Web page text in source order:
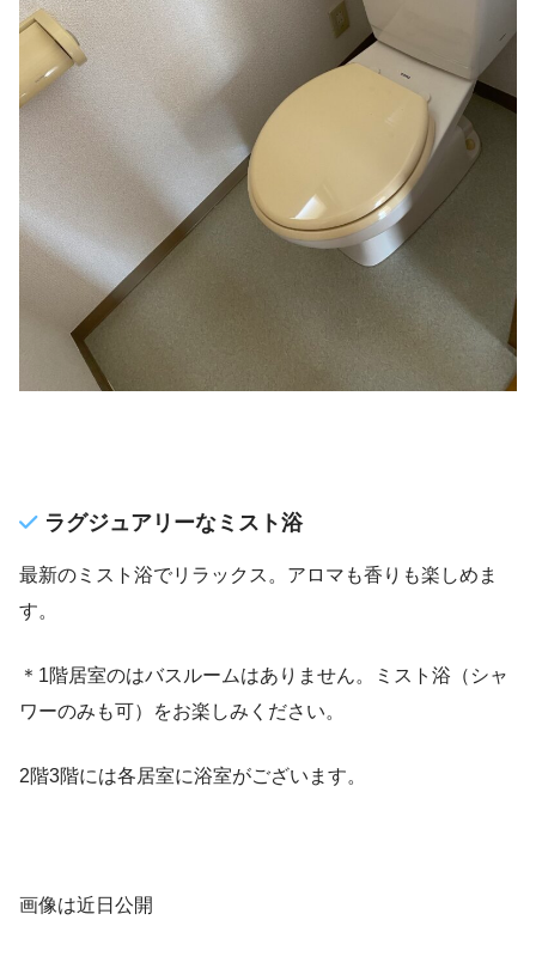
ラグジュアリーなミスト浴
最新のミスト浴でリラックス。アロマも香りも楽しめま
す。
＊1階居室のはバスルームはありません。ミスト浴（シャ
ワーのみも可）をお楽しみください。
2階3階には各居室に浴室がございます。
画像は近日公開